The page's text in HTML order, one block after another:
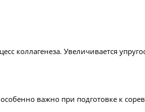
коллагенеза. Увеличивается
важно при подготовке к